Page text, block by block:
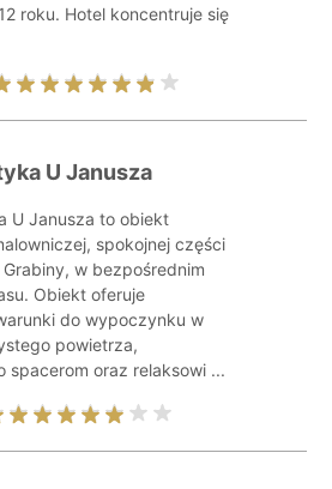
roku. Hotel koncentruje się
U Janusza
U Janusza to obiekt
spokojnej części
w bezpośrednim
Obiekt oferuje
do wypoczynku w
powietrza,
spacerom oraz relaksowi ...